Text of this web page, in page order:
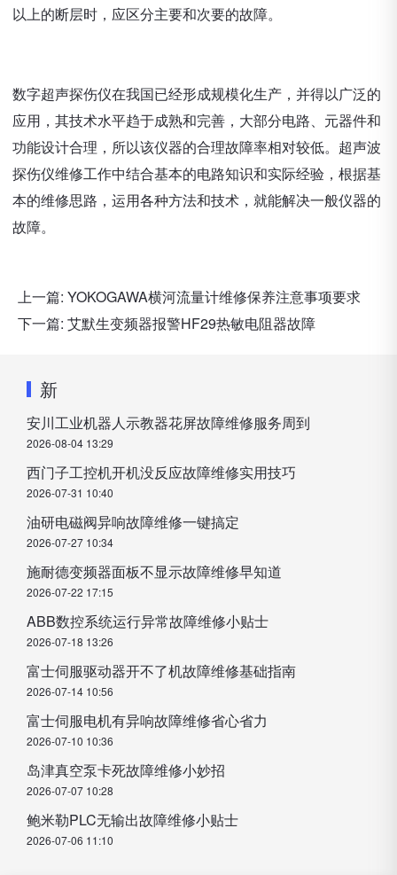
以上的断层时，应区分主要和次要的故障。
数字超声探伤仪在我国已经形成规模化生产，并得以广泛的
应用，其技术水平趋于成熟和完善，大部分电路、元器件和
功能设计合理，所以该仪器的合理故障率相对较低。超声波
探伤仪维修工作中结合基本的电路知识和实际经验，根据基
本的维修思路，运用各种方法和技术，就能解决一般仪器的
故障。
上一篇: YOKOGAWA横河流量计维修保养注意事项要求
下一篇: 艾默生变频器报警HF29热敏电阻器故障
新
安川工业机器人示教器花屏故障维修服务周到
2026-08-04 13:29
西门子工控机开机没反应故障维修实用技巧
2026-07-31 10:40
油研电磁阀异响故障维修一键搞定
2026-07-27 10:34
施耐德变频器面板不显示故障维修早知道
2026-07-22 17:15
ABB数控系统运行异常故障维修小贴士
2026-07-18 13:26
富士伺服驱动器开不了机故障维修基础指南
2026-07-14 10:56
富士伺服电机有异响故障维修省心省力
2026-07-10 10:36
岛津真空泵卡死故障维修小妙招
2026-07-07 10:28
鲍米勒PLC无输出故障维修小贴士
2026-07-06 11:10